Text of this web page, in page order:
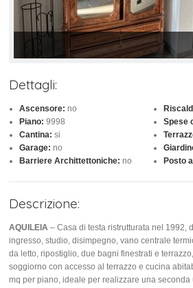
Dettagli:
Ascensore: no
Piano: 9998
Cantina: si
Garage: no
Barriere Archittettoniche: no
Spese
Posto
Descrizione:
AQUILEIA – Casa di testa ristrutturata nel 1992,
ingresso, studio, disimpegno, vano centrale
da letto, ripostiglio, due bagni finestrati e
soggiorno con accesso al terrazzo e cucina
mq per piano, ideale per realizzare una